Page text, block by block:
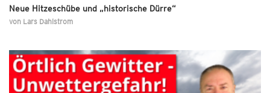
Neue Hitzeschübe und „historische Dürre“
von Lars Dahlstrom